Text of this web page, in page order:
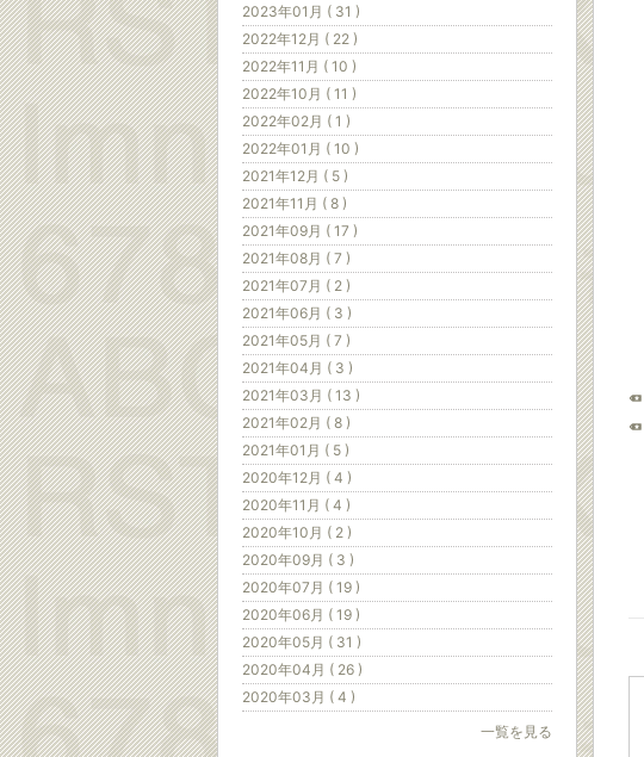
2023年01月 ( 31 )
2022年12月 ( 22 )
2022年11月 ( 10 )
2022年10月 ( 11 )
2022年02月 ( 1 )
2022年01月 ( 10 )
2021年12月 ( 5 )
2021年11月 ( 8 )
2021年09月 ( 17 )
2021年08月 ( 7 )
2021年07月 ( 2 )
2021年06月 ( 3 )
2021年05月 ( 7 )
2021年04月 ( 3 )
2021年03月 ( 13 )
2021年02月 ( 8 )
2021年01月 ( 5 )
2020年12月 ( 4 )
2020年11月 ( 4 )
2020年10月 ( 2 )
2020年09月 ( 3 )
2020年07月 ( 19 )
2020年06月 ( 19 )
2020年05月 ( 31 )
2020年04月 ( 26 )
2020年03月 ( 4 )
一覧を見る